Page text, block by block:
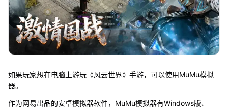
如果玩家想在电脑上游玩《风云世界》手游，可以使用MuMu模拟
器。
作为网易出品的安卓模拟器软件，MuMu模拟器有Windows版、